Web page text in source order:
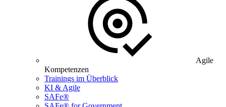
Agile
Kompetenzen
Trainings im Überblick
KI & Agile
SAFe®